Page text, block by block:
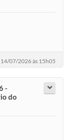
07/2026 às 15h05
-
do